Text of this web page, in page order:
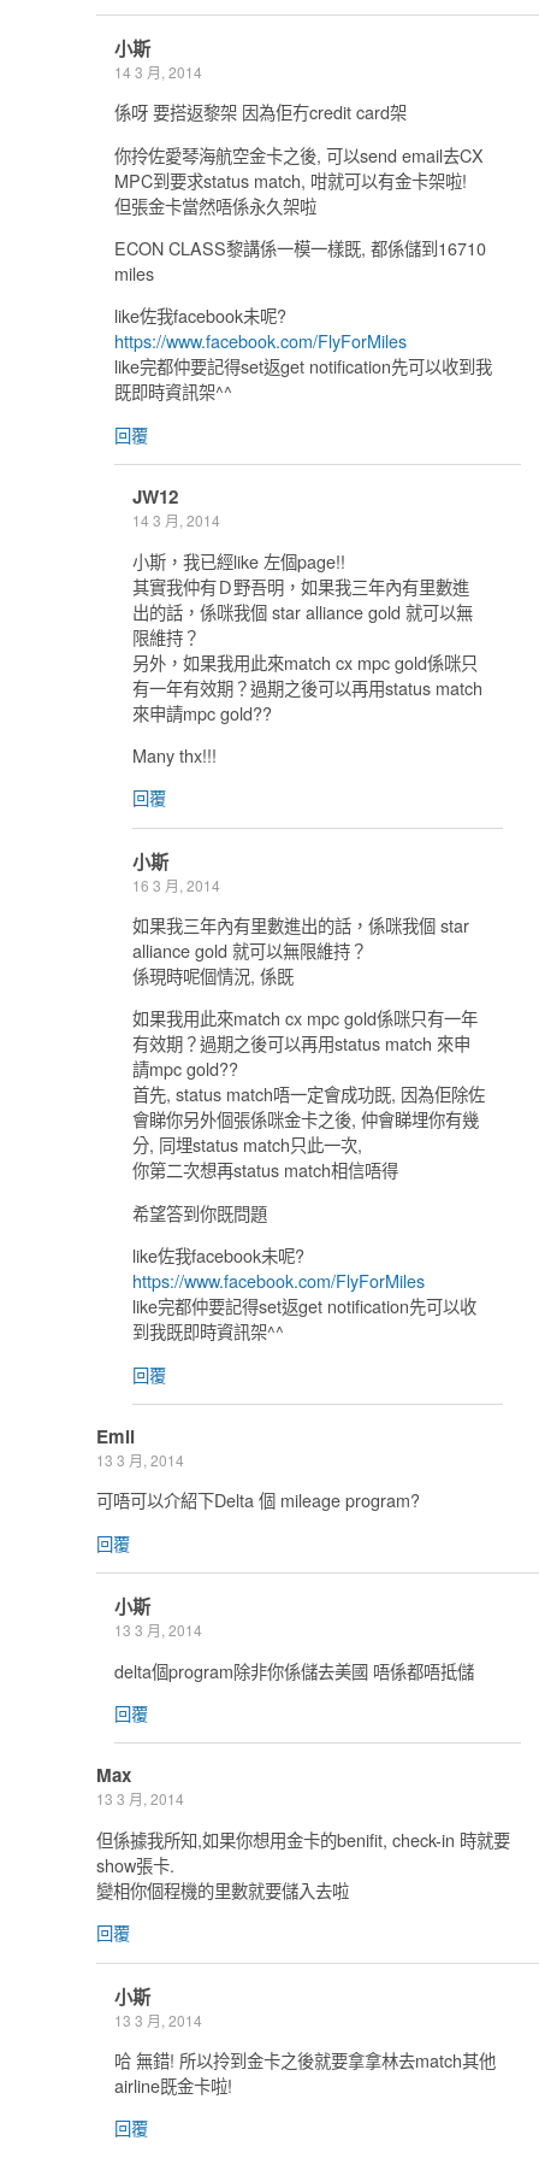
小斯
14 3 月, 2014
係呀 要搭返黎架 因為佢冇credit card架
你拎佐愛琴海航空金卡之後, 可以send email去CX
MPC到要求status match, 咁就可以有金卡架啦!
但張金卡當然唔係永久架啦
ECON CLASS黎講係一模一樣既, 都係儲到16710
miles
like佐我facebook未呢?
https://www.facebook.com/FlyForMiles
like完都仲要記得set返get notification先可以收到我
既即時資訊架^^
回覆
JW12
14 3 月, 2014
小斯，我已經like 左個page!!
其實我仲有Ｄ野吾明，如果我三年內有里數進
出的話，係咪我個 star alliance gold 就可以無
限維持？
另外，如果我用此來match cx mpc gold係咪只
有一年有效期？過期之後可以再用status match
來申請mpc gold??
Many thx!!!
回覆
小斯
16 3 月, 2014
如果我三年內有里數進出的話，係咪我個 star
alliance gold 就可以無限維持？
係現時呢個情況, 係既
如果我用此來match cx mpc gold係咪只有一年
有效期？過期之後可以再用status match 來申
請mpc gold??
首先, status match唔一定會成功既, 因為佢除佐
會睇你另外個張係咪金卡之後, 仲會睇埋你有幾
分, 同埋status match只此一次,
你第二次想再status match相信唔得
希望答到你既問題
like佐我facebook未呢?
https://www.facebook.com/FlyForMiles
like完都仲要記得set返get notification先可以收
到我既即時資訊架^^
回覆
Emil
13 3 月, 2014
可唔可以介紹下Delta 個 mileage program?
回覆
小斯
13 3 月, 2014
delta個program除非你係儲去美國 唔係都唔抵儲
回覆
Max
13 3 月, 2014
但係據我所知,如果你想用金卡的benifit, check-in 時就要
show張卡.
變相你個程機的里數就要儲入去啦
回覆
小斯
13 3 月, 2014
哈 無錯! 所以拎到金卡之後就要拿拿林去match其他
airline既金卡啦!
回覆